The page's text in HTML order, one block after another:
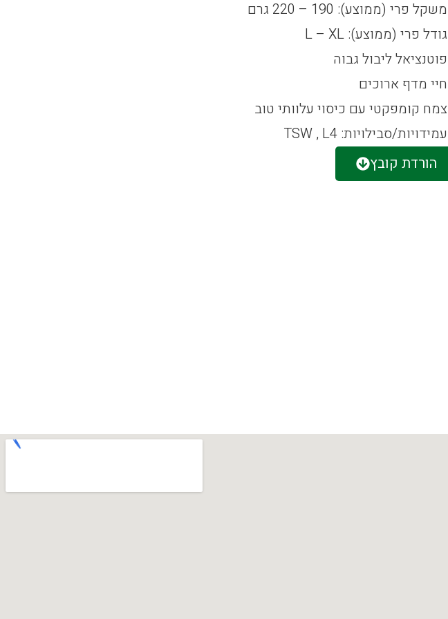
משקל פרי (ממוצע): 190 – 220 גרם
גודל פרי (ממוצע): L – XL
פוטנציאל ליבול גבוה
חיי מדף ארוכים
צמח קומפקטי עם כיסוי עלוותי טוב
עמידויות/סבילויות: TSW , L4
הורדת קובץ